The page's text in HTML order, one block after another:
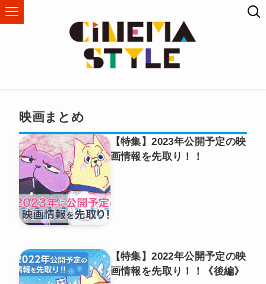
映画まとめ
【特集】2023年公開予定の映
画情報を先取り！！
【特集】2022年公開予定の映
画情報を先取り！！《後編》